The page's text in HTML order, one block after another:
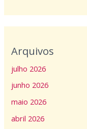
Arquivos
julho 2026
junho 2026
maio 2026
abril 2026